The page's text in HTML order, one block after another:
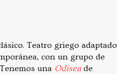
Teatro griego adaptado
con un grupo de
una Odisea de